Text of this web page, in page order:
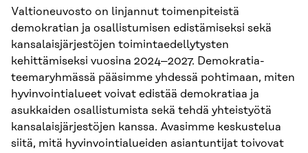
Valtioneuvosto on linjannut toimenpiteistä
demokratian ja osallistumisen edistämiseksi sekä
kansalaisjärjestöjen toimintaedellytysten
kehittämiseksi vuosina 2024–2027. Demokratia-
teemaryhmässä pääsimme yhdessä pohtimaan, miten
hyvinvointialueet voivat edistää demokratiaa ja
asukkaiden osallistumista sekä tehdä yhteistyötä
kansalaisjärjestöjen kanssa. Avasimme keskustelua
siitä, mitä hyvinvointialueiden asiantuntijat toivovat